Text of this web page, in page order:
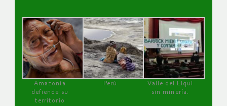
Amazonía
defiende su
territorio
Perú
Valle del Elqui
sin minería.